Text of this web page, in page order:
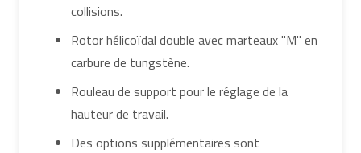
collisions.
Rotor hélicoïdal double avec marteaux "M" en
carbure de tungstène.
Rouleau de support pour le réglage de la
hauteur de travail.
Des options supplémentaires sont